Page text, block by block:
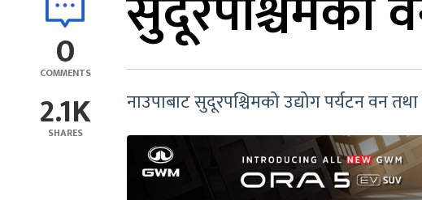
0
COMMENTS
2.1K
SHARES
नाउपाबाट सुदूरपश्चिमको उद्योग पर्यटन वन